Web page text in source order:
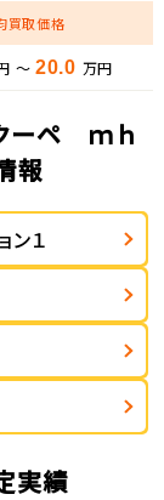
買取価格
～ 20.0 万円
ーペ ｍｈ
報
ン１
実績